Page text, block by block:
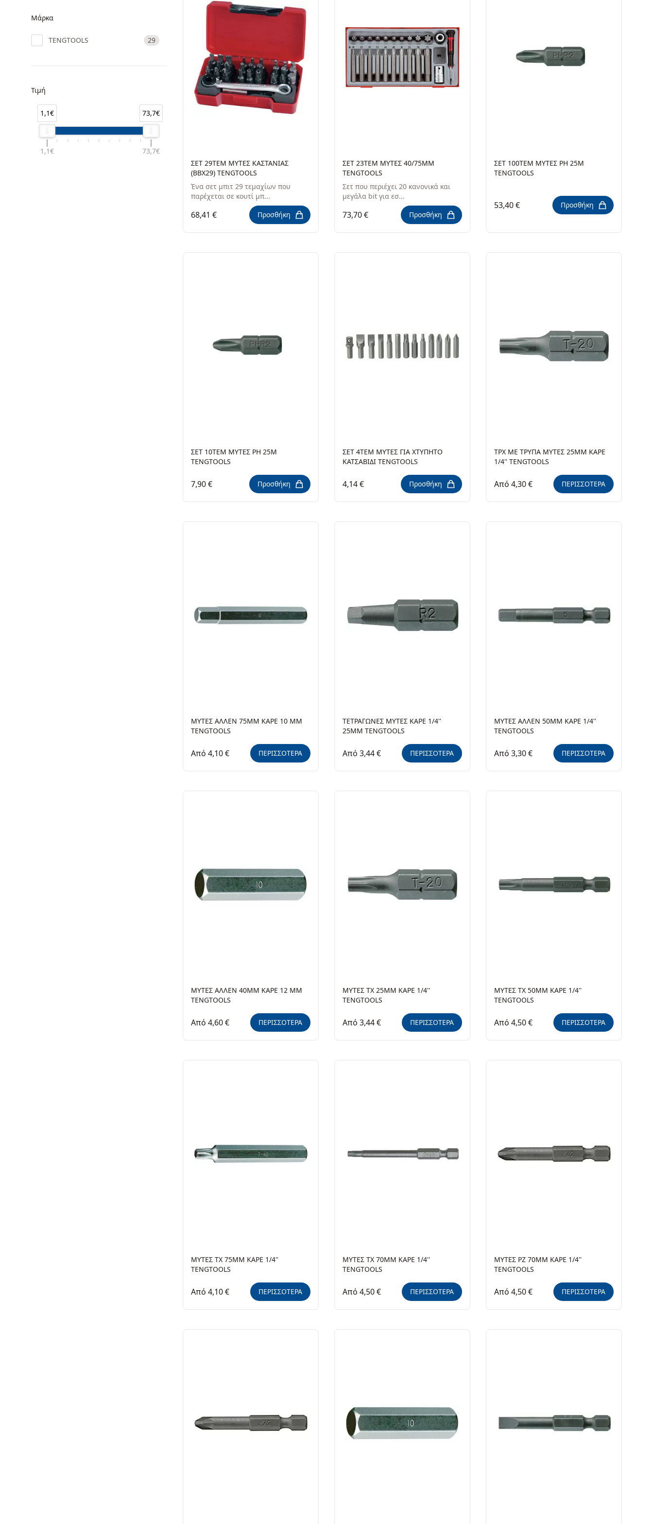
Μάρκα
TENGTOOLS 29
Τιμή
1,1€ 73,7€
1,1€ 73,7€
ΣΕΤ 29ΤΕΜ ΜΥΤΕΣ ΚΑΣΤΑΝΙΑΣ
(BBX29) TENGTOOLS
Ένα σετ μπιτ 29 τεμαχίων που
παρέχεται σε κουτί μπ...
68,41 € Προσθήκη
ΣΕΤ 23ΤΕΜ ΜΥΤΕΣ 40/75MM
TENGTOOLS
Σετ που περιέχει 20 κανονικά και
μεγάλα bit για εσ...
73,70 € Προσθήκη
ΣΕΤ 100TEM ΜΥΤΕΣ ΡΗ 25M
TENGTOOLS
53,40 € Προσθήκη
ΣΕΤ 10TEM ΜΥΤΕΣ ΡΗ 25M
TENGTOOLS
7,90 € Προσθήκη
ΣΕΤ 4ΤΕΜ ΜΥΤΕΣ ΓΙΑ ΧΤΥΠΗΤΟ
ΚΑΤΣΑΒΙΔΙ TENGTOOLS
4,14 € Προσθήκη
ΤPX ΜΕ ΤΡΥΠΑ ΜΥΤΕΣ 25ΜΜ KAΡΕ
1/4'' TENGTOOLS
Από 4,30 € ΠΕΡΙΣΣΟΤΕΡΑ
ΜΥΤΕΣ ΑΛΛΕΝ 75ΜΜ ΚΑΡΕ 10 ΜΜ
TENGTOOLS
Από 4,10 € ΠΕΡΙΣΣΟΤΕΡΑ
ΤΕΤΡΑΓΩΝΕΣ ΜΥΤΕΣ ΚΑΡΕ 1/4''
25ΜΜ TENGTOOLS
Από 3,44 € ΠΕΡΙΣΣΟΤΕΡΑ
ΜΥΤΕΣ ΑΛΛΕΝ 50ΜΜ ΚΑΡΕ 1/4''
TENGTOOLS
Από 3,30 € ΠΕΡΙΣΣΟΤΕΡΑ
ΜΥΤΕΣ ΑΛΛΕΝ 40ΜΜ ΚΑΡΕ 12 ΜΜ
TENGTOOLS
Από 4,60 € ΠΕΡΙΣΣΟΤΕΡΑ
ΜΥΤΕΣ TX 25MM ΚΑΡΕ 1/4''
TENGTOOLS
Από 3,44 € ΠΕΡΙΣΣΟΤΕΡΑ
ΜΥΤΕΣ TX 50MM ΚΑΡΕ 1/4''
TENGTOOLS
Από 4,50 € ΠΕΡΙΣΣΟΤΕΡΑ
ΜΥΤΕΣ TX 75MM ΚΑΡΕ 1/4''
TENGTOOLS
Από 4,10 € ΠΕΡΙΣΣΟΤΕΡΑ
ΜΥΤΕΣ TX 70MM ΚΑΡΕ 1/4''
TENGTOOLS
Από 4,50 € ΠΕΡΙΣΣΟΤΕΡΑ
ΜΥΤΕΣ PZ 70MM ΚΑΡΕ 1/4''
TENGTOOLS
Από 4,50 € ΠΕΡΙΣΣΟΤΕΡΑ